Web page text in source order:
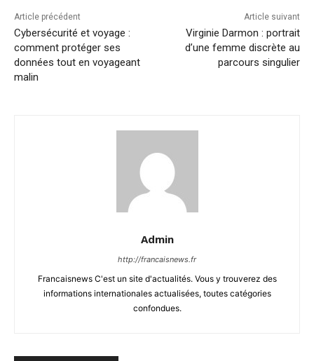
Article précédent
Cybersécurité et voyage :
comment protéger ses
données tout en voyageant
malin
Article suivant
Virginie Darmon : portrait
d’une femme discrète au
parcours singulier
Admin
http://francaisnews.fr
Francaisnews C'est un site d'actualités. Vous y trouverez des
informations internationales actualisées, toutes catégories
confondues.